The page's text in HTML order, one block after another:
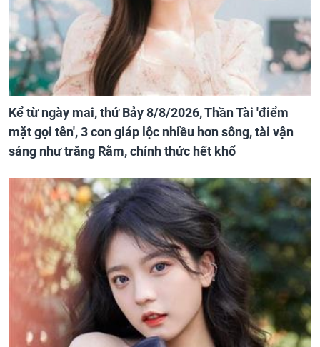
Kể từ ngày mai, thứ Bảy 8/8/2026, Thần Tài 'điểm
mặt gọi tên', 3 con giáp lộc nhiều hơn sông, tài vận
sáng như trăng Rằm, chính thức hết khổ